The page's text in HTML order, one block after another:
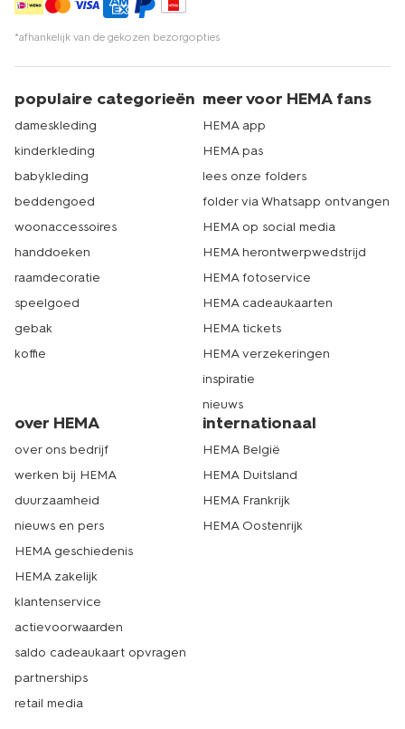
*afhankelijk van de gekozen bezorgopties
populaire categorieën
dameskleding
kinderkleding
babykleding
beddengoed
woonaccessoires
handdoeken
raamdecoratie
speelgoed
gebak
koffie
meer voor HEMA fans
HEMA app
HEMA pas
lees onze folders
folder via Whatsapp ontvangen
HEMA op social media
HEMA herontwerpwedstrijd
HEMA fotoservice
HEMA cadeaukaarten
HEMA tickets
HEMA verzekeringen
inspiratie
nieuws
over HEMA
over ons bedrijf
werken bij HEMA
duurzaamheid
nieuws en pers
HEMA geschiedenis
HEMA zakelijk
klantenservice
actievoorwaarden
saldo cadeaukaart opvragen
partnerships
retail media
internationaal
HEMA België
HEMA Duitsland
HEMA Frankrijk
HEMA Oostenrijk